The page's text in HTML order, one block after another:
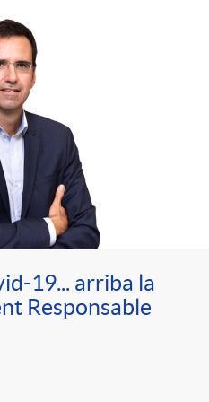
19... arriba la
Responsable